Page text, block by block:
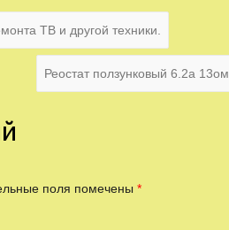
ТВ и другой техники.
Реостат ползунковый 6.2а 13ом
поля помечены*